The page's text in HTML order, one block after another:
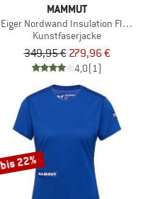
MAMMUT
Eiger Nordwand Insulation Flex Air
Kunstfaserjacke
349,95 € 279,96 €
4,0(1)
22%